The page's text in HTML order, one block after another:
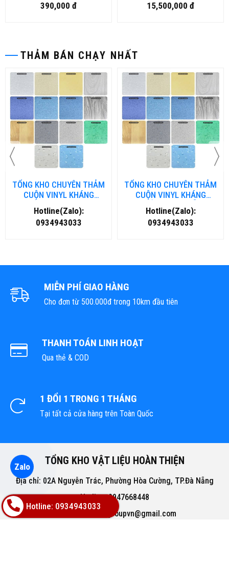
390,000 đ
15,500,000 đ
THẢM BÁN CHẠY NHẤT
TỔNG KHO CHUYÊN THẢM
CUỘN VINYL KHÁNG
KHUẨN TẠI NHA TRANG
Hotline(Zalo):
0934943033
TỔNG KHO CHUYÊN THẢM
CUỘN VINYL KHÁNG
KHUẨN TẠI ĐÀ NẴNG
Hotline(Zalo):
0934943033
MIỄN PHÍ GIAO HÀNG
Cho đơn từ 500.000đ trong 10km đầu tiên
THANH TOÁN LINH HOẠT
Qua thẻ & COD
1 ĐỔI 1 TRONG 1 THÁNG
Tại tất cả cửa hàng trên Toàn Quốc
TỔNG KHO VẬT LIỆU HOÀN THIỆN
Địa chỉ: 02A Nguyễn Trác, Phường Hòa Cường, TP.Đà Nẵng
Hotline: 0947668448
Email: bachphatgroupvn@gmail.com
Hotline: 0934943033
Zalo